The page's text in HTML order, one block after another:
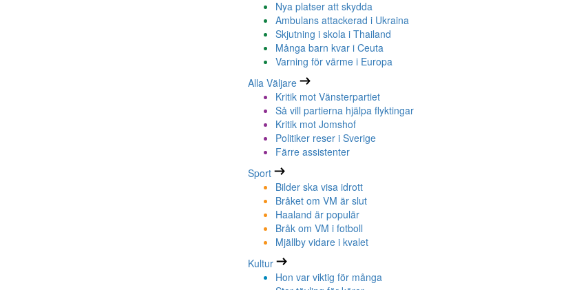
Nya platser att skydda
Ambulans attackerad i Ukraina
Skjutning i skola i Thailand
Många barn kvar i Ceuta
Varning för värme i Europa
Alla Väljare
Kritik mot Vänsterpartiet
Så vill partierna hjälpa flyktingar
Kritik mot Jomshof
Politiker reser i Sverige
Färre assistenter
Sport
Bilder ska visa idrott
Bråket om VM är slut
Haaland är populär
Bråk om VM i fotboll
Mjällby vidare i kvalet
Kultur
Hon var viktig för många